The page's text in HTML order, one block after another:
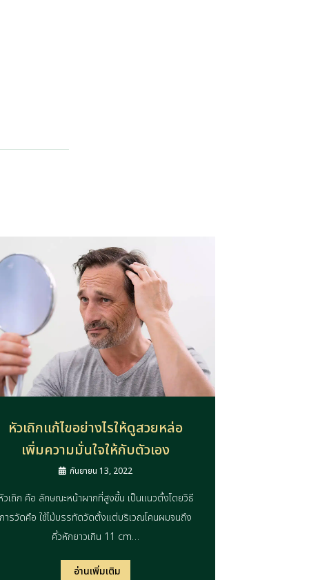
หัวเถิกแก้ไขอย่างไรให้ดูสวยหล่อ
เพิ่มความมั่นใจให้กับตัวเอง
กันยายน 13, 2022
วเถิก คือ ลักษณะหน้าผากที่สูงขึ้น เป็นแนวตั้งโดยวิธี
การวัดคือ ใช้ไม้บรรทัดวัดตั้งแต่บริเวณโคนผมจนถึง
คิ้วหักยาวเกิน 11 cm…
อ่านเพิ่มเติม